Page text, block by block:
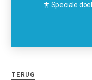
Speciale
TERUG